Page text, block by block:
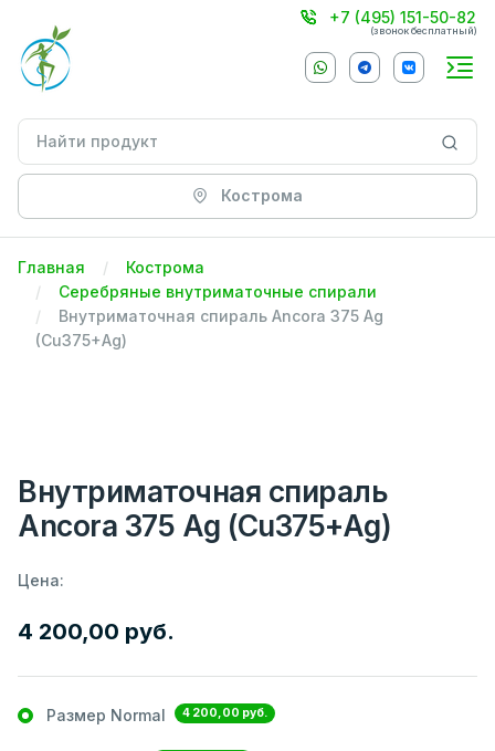
+7 (495) 151-50-82
(звонок бесплатный)
Кострома
Главная
Кострома
Серебряные внутриматочные спирали
Внутриматочная спираль Ancora 375 Ag
(Cu375+Ag)
Внутриматочная спираль
Ancora 375 Ag (Cu375+Ag)
Цена:
4 200,00 руб.
Размер Normal 4 200,00 руб.